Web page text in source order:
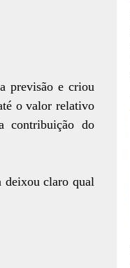
previsão e criou
o valor relativo
contribuição do
deixou claro qual